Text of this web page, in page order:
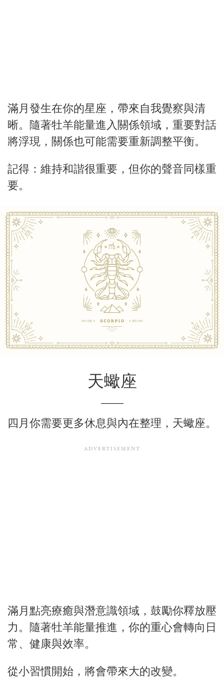
滿月發生在你的星座，帶來自我覺察與清
晰。隨著牡羊能量進入關係領域，重要對話
將浮現，關係也可能需要重新調整平衡。
記得：維持和諧很重要，但你的聲音同樣重
要。
天蠍座
四月你需要更多休息與內在整理，天蠍座。
滿月點亮療癒與潛意識領域，鼓勵你釋放壓
力。隨著牡羊能量推進，你的重心會轉向日
常、健康與效率。
從小習慣開始，將會帶來大的改變。